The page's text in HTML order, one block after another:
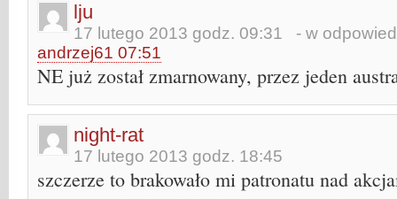
lju
17 lutego 2013 godz. 09:31 - w
andrzej61 07:51
NE już został zmarnowany, przez jeden
night-rat
17 lutego 2013 godz. 18:45
szczerze to brakowało mi patronatu nad